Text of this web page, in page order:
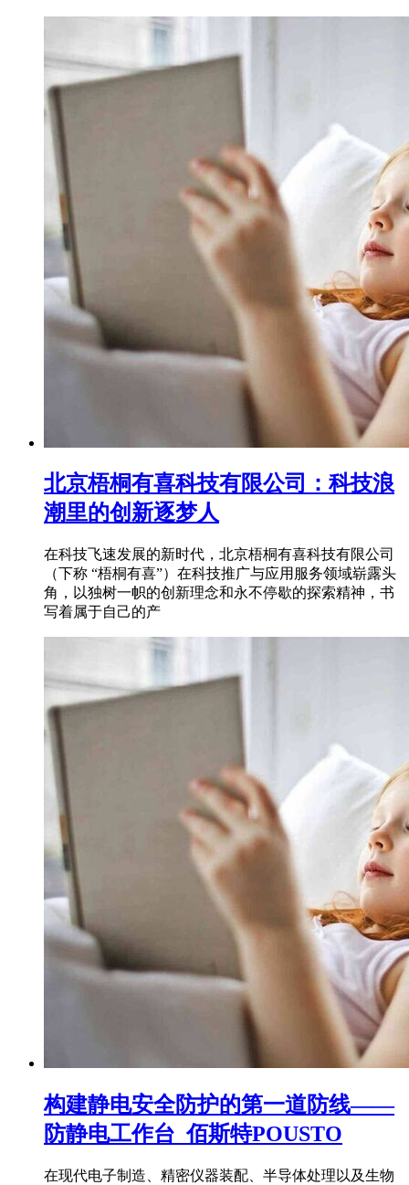
北京梧桐有喜科技有限公司：科技浪
潮里的创新逐梦人
在科技飞速发展的新时代，北京梧桐有喜科技有限公司
（下称 “梧桐有喜”）在科技推广与应用服务领域崭露头
角，以独树一帜的创新理念和永不停歇的探索精神，书
写着属于自己的产
构建静电安全防护的第一道防线——
防静电工作台_佰斯特POUSTO
在现代电子制造、精密仪器装配、半导体处理以及生物